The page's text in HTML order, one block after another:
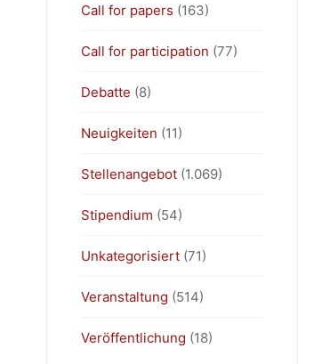
Call for papers (163)
Call for participation (77)
Debatte (8)
Neuigkeiten (11)
Stellenangebot(1.069)
Stipendium (54)
Unkategorisiert(71)
Veranstaltung (514)
Veröffentlichung (18)